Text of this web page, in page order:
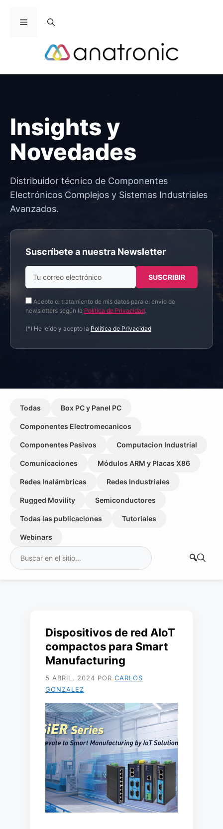
Menú
Insights y
Novedades
Distribuidor técnico de Componentes
Electrónicos Complejos y Sistemas Industriales
Avanzados.
Suscríbete a nuestra Newsletter
Acepto el tratamiento de mis datos para el envío de
newsletters según la Política de Privacidad.
(*) He leído y acepto la Política de Privacidad
Todas Box PC y Panel PC
Componentes Electromecanicos
Componentes Pasivos Computacion Industrial
Comunicaciones Módulos ARM y Placas X86
Redes Inalámbricas Redes Industriales
Rugged Movility Semiconductores
Todas las publicaciones Tutoriales
Webinars
Buscar:
Dispositivos de red AIoT
compactos para Smart
Manufacturing
5 ABRIL, 2024 POR CARLOS
GONZALEZ